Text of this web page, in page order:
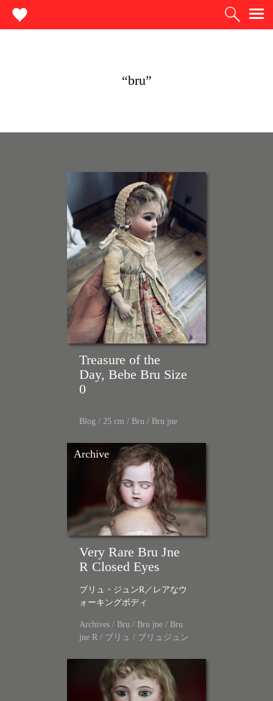
“bru”
Treasure of the
Day, Bebe Bru Size
0
Blog / 25 cm / Bru / Bru jne
Archive
Very Rare Bru Jne
R Closed Eyes
ブリュ・ジュンR／レアなウ
ォーキングボディ
Archives / Bru / Bru jne / Bru
jne R / ブリュ / ブリュジュン